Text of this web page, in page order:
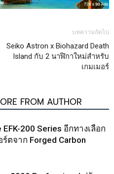
บทความถัดไป
Seiko Astron x Biohazard Death
Island กับ 2 นาฬิกาใหม่สำหรับ
เกมเมอร์
FROM AUTHOR
EFK-200 Series อีกทางเลือก
ตจาก Forged Carbon